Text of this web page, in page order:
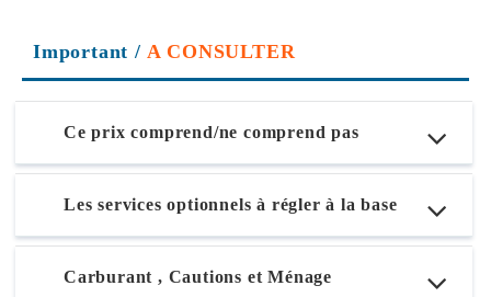
Important / A CONSULTER
Ce prix comprend/ne comprend pas
Les services optionnels à régler à la base
Carburant , Cautions et Ménage